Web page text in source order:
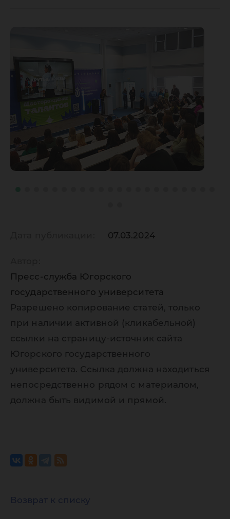
07.03.2024
Пресс-служба Югорского
государственного университета
Разрешено копирование статей, только
при наличии активной (кликабельной)
ссылки на страницу-источник сайта
Югорского государственного
университета. Ссылка должна находиться
непосредственно рядом с материалом,
должна быть видимой и прямой.
Возврат к списку